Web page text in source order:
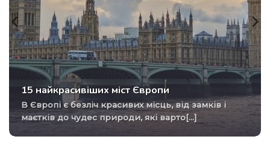
15 найкрасивіших міст Європи
В Європі є безліч красивих місць, від замків і
маєтків до чудес природи, які варто[...]